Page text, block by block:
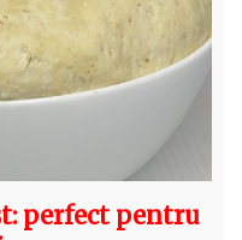
perfect pentru